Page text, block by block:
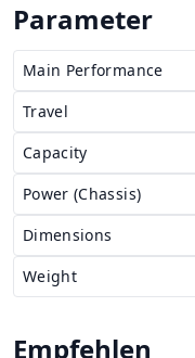
Parameter
Main Performance
Travel
Capacity
Power (Chassis)
Dimensions
Weight
Empfehlen